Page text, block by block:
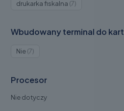
drukarka fiskalna 7Produkty
Wbudowany terminal do kart
Nie 7Produkty
Procesor
Nie dotyczy